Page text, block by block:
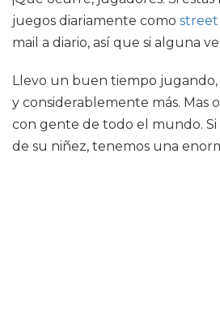
juegos diariamente como
mail a diario, así que si alguna
Llevo un buen tiempo jugando,
y considerablemente más.
con gente de todo el mundo. Si
de su niñez, tenemos una